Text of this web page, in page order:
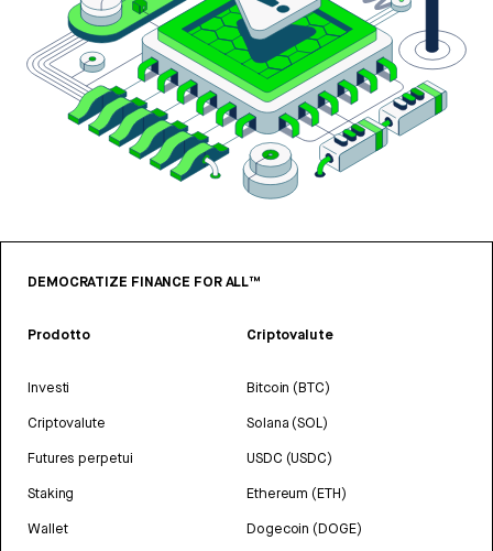
DEMOCRATIZE FINANCE FOR ALL™
Prodotto
Investi
Criptovalute
Futures perpetui
Staking
Wallet
Criptovalute
Bitcoin (BTC)
Solana (SOL)
USDC (USDC)
Ethereum (ETH)
Dogecoin (DOGE)